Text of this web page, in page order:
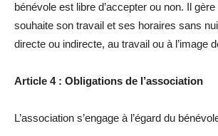
bénévole est libre d’accepter ou non. Il
souhaite son travail et ses horaires sans
directe ou indirecte, au travail ou à l’image
Article 4 : Obligations de l’association
L’association s’engage à l’égard du